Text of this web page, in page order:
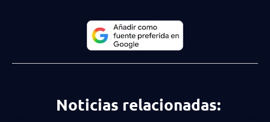
Noticias relacionadas: